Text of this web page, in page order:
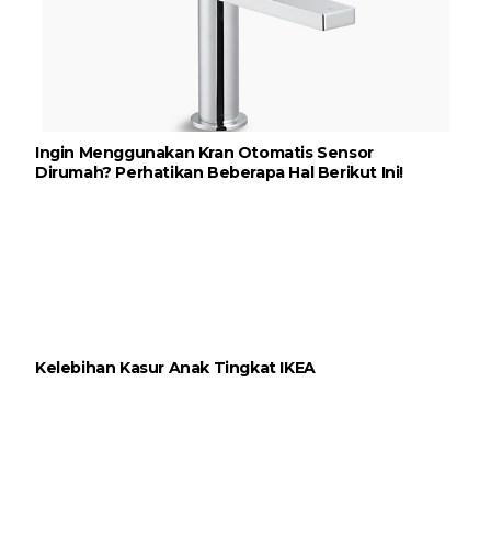
Ingin Menggunakan Kran Otomatis Sensor
Dirumah? Perhatikan Beberapa Hal Berikut Ini!
Kelebihan Kasur Anak Tingkat IKEA